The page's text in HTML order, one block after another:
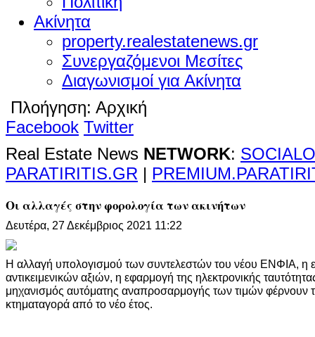
Ακίνητα
property.realestatenews.gr
Συνεργαζόμενοι Μεσίτες
Διαγωνισμοί για Ακίνητα
Πλοήγηση: Αρχική
Facebook Twitter
Real Estate News NETWORK:
PARATIRITIS.GR |
Οι αλλαγές στην φορολογία των ακινήτων
Δευτέρα, 27 Δεκέμβριος 2021 11:22
H αλλαγή υπολογισμού των συντελεστών του νέου ΕΝΦΙΑ, η
αντικειμενικών αξιών, η εφαρμογή της ηλεκτρονικής
μηχανισμός αυτόματης αναπροσαρμογής των τιμών φέρνουν
κτηματαγορά από το νέο έτος.